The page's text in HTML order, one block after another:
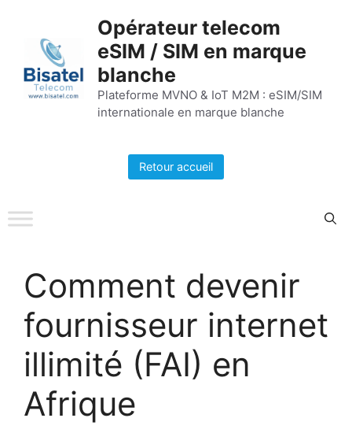
contenu
Opérateur telecom
eSIM / SIM en marque
blanche
Plateforme MVNO & IoT M2M : eSIM/SIM
internationale en marque blanche
Retour accueil
Comment devenir
fournisseur internet
illimité (FAI) en
Afrique